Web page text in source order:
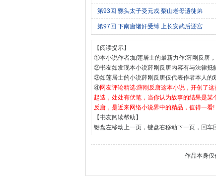
第93回 骡头太子受元戎 梨山老母遗徒弟
第97回 下南唐诸奸受缚 上长安武后还宫
【阅读提示】
①本小说作者:如莲居士的最新力作:薛刚反唐
②书友如发现本小说薛刚反唐内容有与法律抵
③如莲居士的小说薛刚反唐仅代表作者本人的
④网友评论精选:薛刚反唐这本小说，开创了
起迭，处处有伏笔，当你认为故事的结果是
反唐，是近来网络小说界中的精品，值得一看!
【书友阅读帮助】
键盘左移动上一页，键盘右移动下一页，回车
作品本身仅